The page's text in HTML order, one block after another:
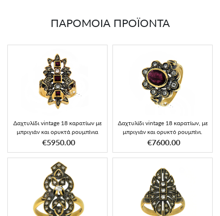
ΠΑΡΟΜΟΙΑ ΠΡΟΪΟΝΤΑ
Δαχτυλίδι vintage 18 καρατίων με
μπριγιάν και ορυκτά ρουμπίνια
€5950.00
Δαχτυλίδι vintage 18 καρατίων, με
μπριγιάν και ορυκτό ρουμπίνι.
€7600.00